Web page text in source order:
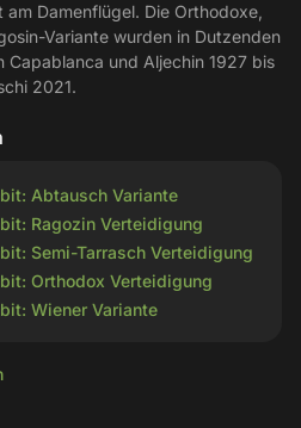
Damenflügel. Die Orthodoxe,
Variante wurden in Dutzenden
und Aljechin 1927 bis
2021.
Abtausch Variante
Ragozin Verteidigung
Semi-Tarrasch Verteidigung
Orthodox Verteidigung
Wiener Variante